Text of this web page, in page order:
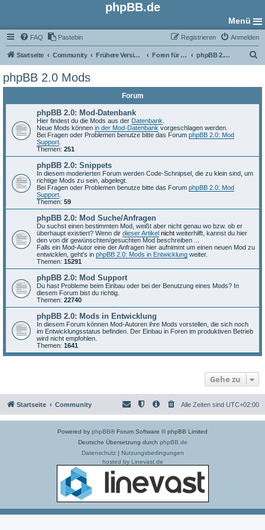
phpBB.de
Menü
FAQ Pastebin Anmelden
Registrieren
Startseite Community Frühere Versionen Foren für phpBB 2.0 phpBB 2.0 Mods
phpBB 2.0 Mods
Forum
phpBB 2.0: Mod-Datenbank
Hier findest du die Mods aus der Datenbank
Neue Mods können in der Mod-Datenbank vorgeschlagen werden.
Bei Fragen oder Problemen benutze bitte das Forum phpBB 2.0: Mod
Support
Themen: 251
phpBB 2.0: Snippets
In diesem moderierten Forum werden Code-Schnipsel, die zu klein sind, um
richtige Mods zu sein, abgelegt.
Bei Fragen oder Problemen benutze bitte das Forum phpBB 2.0: Mod
Support
Themen: 59
phpBB 2.0: Mod Suche/Anfragen
Du suchst einen bestimmten Mod, weißt aber nicht genau wo bzw. ob er
überhaupt existiert? Wenn dir dieser Artikel nicht weiterhilft, kannst du hier
den von dir gewünschten/gesuchten Mod beschreiben ...
Falls ein Mod-Autor eine der Anfragen hier aufnimmt um einen neuen Mod zu
entwicklen, geht's in phpBB 2.0: Mods in Entwicklung weiter.
Themen: 15291
phpBB 2.0: Mod Support
Du hast Probleme beim Einbau oder bei der Benutzung eines Mods? In
diesem Forum bist du richtig.
Themen: 22740
phpBB 2.0: Mods in Entwicklung
In diesem Forum können Mod-Autoren ihre Mods vorstellen, die sich noch
im Entwicklungsstatus befinden. Der Einbau in Foren im produktiven Betrieb
wird nicht empfohlen.
Themen: 1641
Gehe zu
Startseite Community Alle Zeiten sind UTC+02:00
Powered by phpBB® Forum Software © phpBB Limited
Deutsche Übersetzung durch phpBB.de
Datenschutz| Nutzungsbedingungen
hosted by Linevast.de